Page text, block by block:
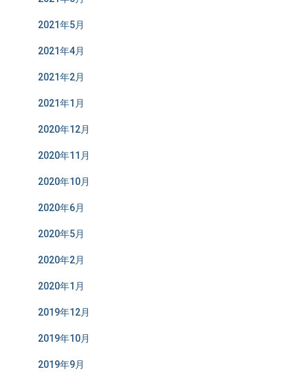
2021年5月
2021年4月
2021年2月
2021年1月
2020年12月
2020年11月
2020年10月
2020年6月
2020年5月
2020年2月
2020年1月
2019年12月
2019年10月
2019年9月